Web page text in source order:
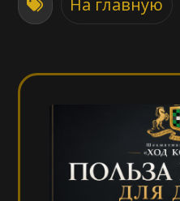
На главную